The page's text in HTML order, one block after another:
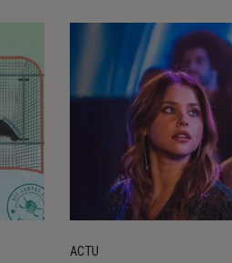
ACTU